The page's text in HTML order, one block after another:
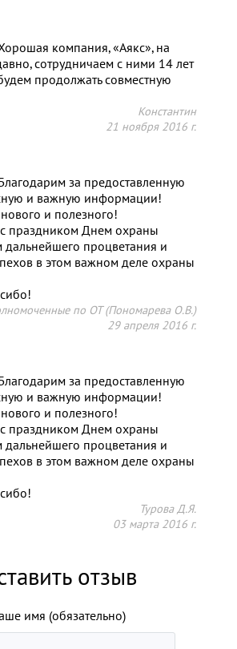
компания, «Аякс», на
сотрудничаем с ними 14 лет
продолжать совместную
Константин
21 ноября 2016 г.
за предоставленную
и важную информации!
и полезного!
праздником Днем охраны
дальнейшего процветания и
в этом важном деле охраны
по ОТ (Пономарева О.В.)
29 апреля 2016 г.
за предоставленную
и важную информации!
и полезного!
праздником Днем охраны
дальнейшего процветания и
в этом важном деле охраны
Турова Д.Я.
03 марта 2016 г.
отзыв
имя (обязательно)